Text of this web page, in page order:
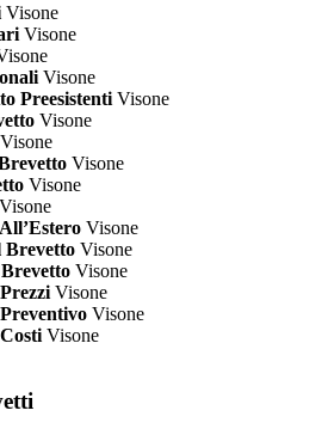
Visone
Visone
Visone
Preesistenti Visone
Visone
Visone
Visone
Visone
Visone
Visone
Brevetto Visone
Visone
Visone
Visone
Visone